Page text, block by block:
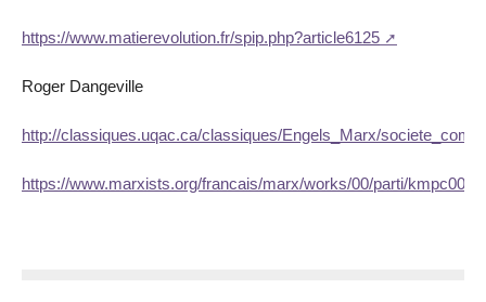
https://www.matierevolution.fr/spip.php?article6125
Roger Dangeville
http://classiques.uqac.ca/classiques/Engels_Marx/
https://www.marxists.org/francais/marx/works/00/parti/